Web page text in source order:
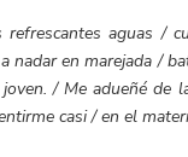
aguas /
en marejada /
/ Me adueñé de
casi / en el